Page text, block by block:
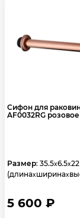
Сифон для
AF0032RG
Размер: 35.5x6.5x22
(длинаxширинаx
5 600 ₽